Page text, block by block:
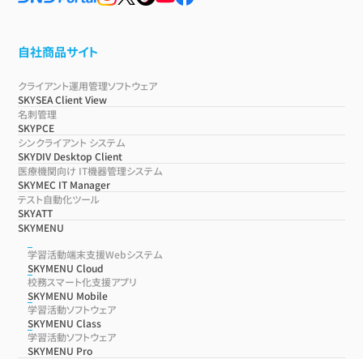
自社商品サイト
クライアント運用管理ソフトウェア
SKYSEA Client View
名刺管理
SKYPCE
シンクライアント システム
SKYDIV Desktop Client
医療機関向け IT機器管理システム
SKYMEC IT Manager
テスト自動化ツール
SKYATT
SKYMENU
学習活動端末支援Webシステム
SKYMENU Cloud
校務スマート化支援アプリ
SKYMENU Mobile
学習活動ソフトウェア
SKYMENU Class
学習活動ソフトウェア
SKYMENU Pro